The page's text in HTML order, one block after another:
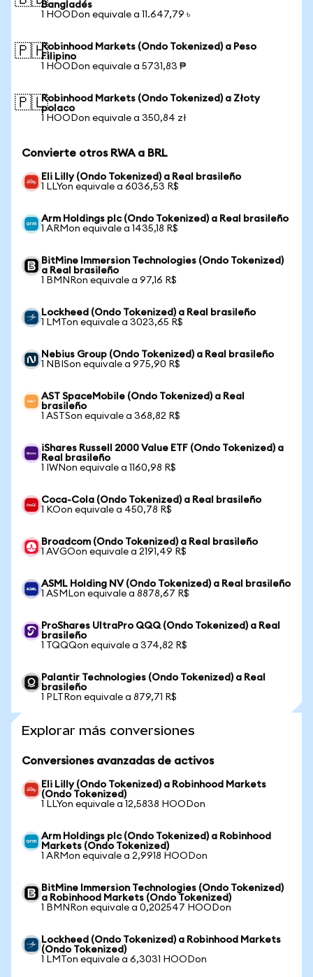
Bangladés
1 HOODon equivale a 11.647,79 ৳
🇵🇭Robinhood Markets (Ondo Tokenized) a Peso
Filipino
1 HOODon equivale a 5731,83 ₱
🇵🇱Robinhood Markets (Ondo Tokenized) a Złoty
polaco
1 HOODon equivale a 350,84 zł
Convierte otros RWA a BRL
Eli Lilly (Ondo Tokenized) a Real brasileño
1 LLYon equivale a 6036,53 R$
Arm Holdings plc (Ondo Tokenized) a Real brasileño
1 ARMon equivale a 1435,18 R$
BitMine Immersion Technologies (Ondo Tokenized)
a Real brasileño
1 BMNRon equivale a 97,16 R$
Lockheed (Ondo Tokenized) a Real brasileño
1 LMTon equivale a 3023,65 R$
Nebius Group (Ondo Tokenized) a Real brasileño
1 NBISon equivale a 975,90 R$
AST SpaceMobile (Ondo Tokenized) a Real
brasileño
1 ASTSon equivale a 368,82 R$
iShares Russell 2000 Value ETF (Ondo Tokenized) a
Real brasileño
1 IWNon equivale a 1160,98 R$
Coca-Cola (Ondo Tokenized) a Real brasileño
1 KOon equivale a 450,78 R$
Broadcom (Ondo Tokenized) a Real brasileño
1 AVGOon equivale a 2191,49 R$
ASML Holding NV (Ondo Tokenized) a Real brasileño
1 ASMLon equivale a 8878,67 R$
ProShares UltraPro QQQ (Ondo Tokenized) a Real
brasileño
1 TQQQon equivale a 374,82 R$
Palantir Technologies (Ondo Tokenized) a Real
brasileño
1 PLTRon equivale a 879,71 R$
Explorar más conversiones
Conversiones avanzadas de activos
Eli Lilly (Ondo Tokenized) a Robinhood Markets
(Ondo Tokenized)
1 LLYon equivale a 12,5838 HOODon
Arm Holdings plc (Ondo Tokenized) a Robinhood
Markets (Ondo Tokenized)
1 ARMon equivale a 2,9918 HOODon
BitMine Immersion Technologies (Ondo Tokenized)
a Robinhood Markets (Ondo Tokenized)
1 BMNRon equivale a 0,202547 HOODon
Lockheed (Ondo Tokenized) a Robinhood Markets
(Ondo Tokenized)
1 LMTon equivale a 6,3031 HOODon